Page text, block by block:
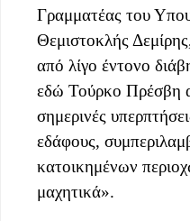
Γραμματέας του
Θεμιστοκλής
από λίγο έντονο
εδώ Τούρκο Πρέσβη
σημερινές
εδάφους,
κατοικημένων
μαχητικά».